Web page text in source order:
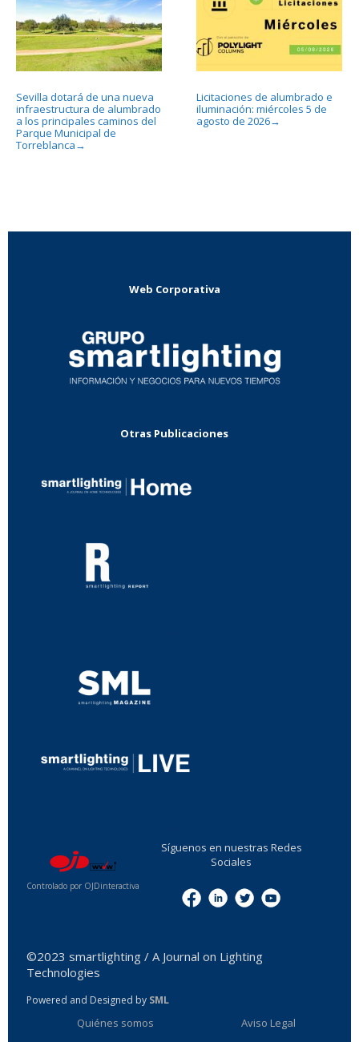
Sevilla dotará de una nueva
infraestructura de alumbrado
a los principales caminos del
Parque Municipal de
Torreblanca →
Licitaciones de alumbrado e
iluminación: miércoles 5 de
agosto de 2026→
Web Corporativa
Otras Publicaciones
Controlado por OJDinteractiva
Síguenos en nuestras Redes
Sociales
©2023 smartlighting / A Journal on Lighting
Technologies
Powered and Designed by SML
Quiénes somos Aviso Legal